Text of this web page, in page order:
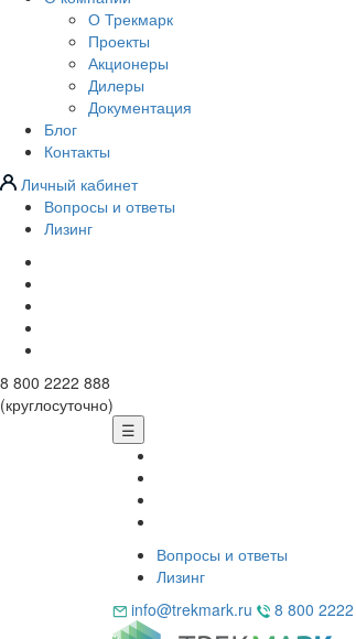
О Трекмарк
Проекты
Акционеры
Дилеры
Документация
Блог
Контакты
Личный кабинет
Вопросы и ответы
Лизинг
8 800 2222 888
(круглосуточно)
☰
Вопросы и ответы
Лизинг
info@trekmark.ru
8 800